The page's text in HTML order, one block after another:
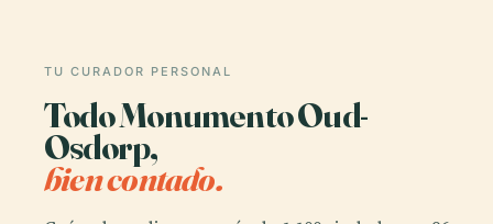
TU CURADOR PERSONAL
Todo Monumento Oud-
Osdorp,
bien contado.